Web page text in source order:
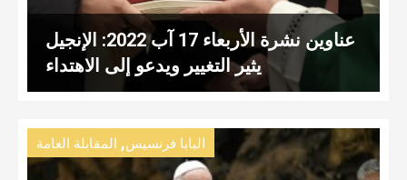
عناوين نشرة الأربعاء 17 آب 2022: الإنجيل
يثير التغيير ويدعو إلى الاهتداء
البابا فرنسيس, المقابلة العامة